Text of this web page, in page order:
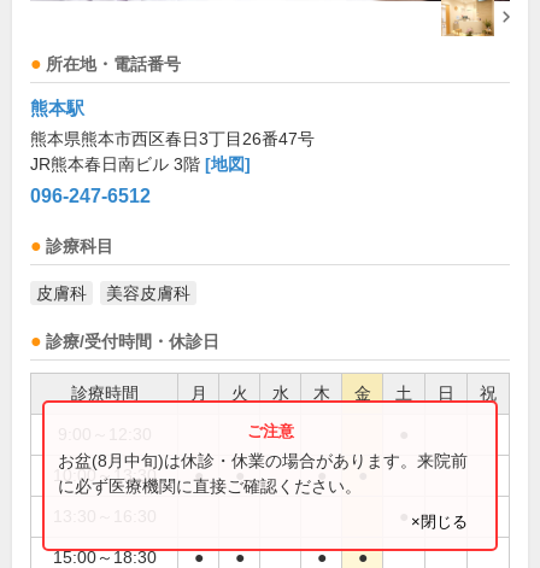
所在地・電話番号
熊本駅
熊本県熊本市西区春日3丁目26番47号
JR熊本春日南ビル 3階 [地図]
096-247-6512
診療科目
皮膚科 美容皮膚科
診療/受付時間・休診日
診療時間 月 火 水 木 金 土 日 祝
10:00～13:30 ● ● ● ●
15:00～18:30 ● ● ● ●
お盆(8月中旬)は休診・休業の場合があります。来院前
に必ず医療機関に直接ご確認ください。
×閉じる